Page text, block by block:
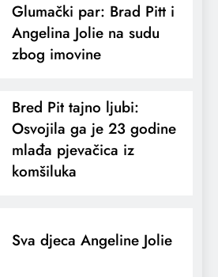
Glumački par: Brad Pitt i
Angelina Jolie na sudu
zbog imovine
Bred Pit tajno ljubi:
Osvojila ga je 23 godine
mlađa pjevačica iz
komšiluka
Sva djeca Angeline Jolie